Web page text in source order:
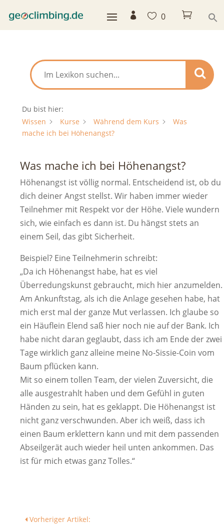
  0 
Du bist hier:
Wissen
Kurse Während dem Kurs
Was
mache ich bei Höhenangst?
Was mache ich bei Höhenangst?
Höhenangst ist völlig normal. Entscheidend ist, ob du
dich deiner Angst stellst. Wir haben immer wieder
Teilnehmer mit Respekt vor der Höhe. Viele wundern
sich, wie einfach es dann ist. Du hängst stets an
einem Seil, das gibt Sicherheit.
Beispiel? Eine Teilnehmerin schreibt:
„Da ich Höhenangst habe, hat es viel
Überredungskunst gebraucht, mich hier anzumelden.
Am Ankunftstag, als ich die Anlage gesehen habe, hat
mich erst mal der ganze Mut verlassen. Ich glaube so
ein Häuflein Elend saß hier noch nie auf der Bank. Ich
habe nicht daran geglaubt, dass ich am Ende der zwei
Tage wirklich ganz alleine meine No-Sissie-Coin vom
Baum pflücken kann.
Mit so einem tollen Team, der vielen Zuversicht, die
alle ausgestrahlt haben und dem Gefühl in guten
Händen zu sein, hat es geklappt. Die Höhenangst ist
nicht ganz verschwunden. Aber ich weiß, dass ich
einen Baum erklettern kann und mit dem passenden
Abseilgerät auch wieder heil unten ankommen. Das
ist für mich etwas ganz Tolles.“
Vorheriger Artikel: